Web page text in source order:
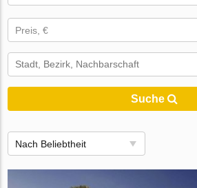
Preis, €
Suche
Nach Beliebtheit